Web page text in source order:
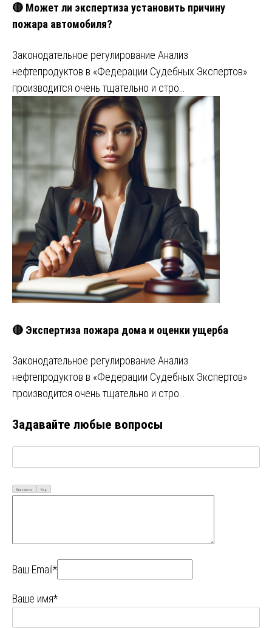
🔴 Может ли экспертиза установить причину
пожара автомобиля?
Законодательное регулирование Анализ
нефтепродуктов в «Федерации Судебных Экспертов»
производится очень тщательно и стро…
🔴 Экспертиза пожара дома и оценки ущерба
Законодательное регулирование Анализ
нефтепродуктов в «Федерации Судебных Экспертов»
производится очень тщательно и стро…
Задавайте любые вопросы
Визуально Код
Ваш Email*
Ваше имя*